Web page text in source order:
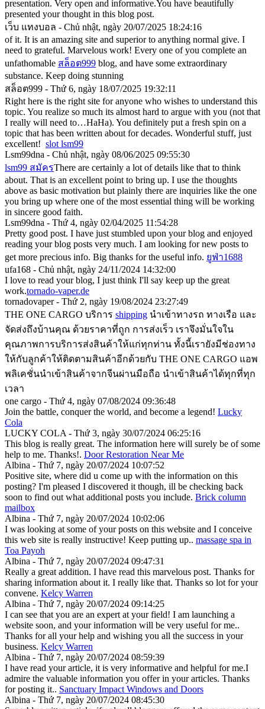
presentation. Very open and informative.You have beautifully
presented your thought in this blog post.
เว็บ แทงบอล - Chủ nhật, ngày 20/07/2025 18:24:16
of it. It is an amazing site and superior to anything normal give. I
need to grateful. Marvelous work! Every one of you complete an
unfathomable สล็อต999 blog, and have some extraordinary
substance. Keep doing stunning
สล็อต999 - Thứ 6, ngày 18/07/2025 19:32:11
Right here is the right site for anyone who wishes to understand this
topic. You realize so much its almost hard to argue with you (not that
I really will need to…HaHa). You definitely put a fresh spin on a
topic that has been written about for decades. Wonderful stuff, just
excellent! slot lsm99
Lsm99dna - Chủ nhật, ngày 08/06/2025 09:55:30
lsm99 สมัครThere are certainly a lot of details like that to think
about. That is an excellent point to bring up. I use the thoughts
above as basic motivation but plainly there are inquiries like the one
you bring up where one of the most essential thing will be working
in sincere good faith.
Lsm99dna - Thứ 4, ngày 02/04/2025 11:54:28
Pretty good post. I have just stumbled upon your blog and enjoyed
reading your blog posts very much. I am looking for new posts to
get more precious info. Big thanks for the useful info. ยูฟ่า1688
ufa168 - Chủ nhật, ngày 24/11/2024 14:32:00
I love to read your blog, I just think I'll say keep up the great
work.tornado-vaper.de
tornadovaper - Thứ 2, ngày 19/08/2024 23:27:49
THE ONE CARGO บริการ shipping นำเข้าทางรถ ทางเรือ และ
จัดส่งถึงบ้านคุณ ด้วยราคาที่ถูก การส่งเร็ว เราจึงมั่นใจใน
คุณภาพการบริการส่งสินค้าให้แก่ทุกท่าน ทั้งนี้เรายังมีช่องทาง
ให้กับลูกค้าให้ติดตามสินค้าอีกด้วยกับ THE ONE CARGO แอพ
พลิเคชั่นนำเข้าสินค้าจากจีนผ่านมือถือ นำเข้าสินค้าได้ทุกที่ทุก
เวลา
one cargo - Thứ 4, ngày 07/08/2024 09:36:48
Join the battle, conquer the world, and become a legend! Lucky
Cola
LUCKY COLA - Thứ 3, ngày 30/07/2024 06:25:16
This blog is really great. The information here will surely be of some
help to me. Thanks!. Door Restoration Near Me
Albina - Thứ 7, ngày 20/07/2024 10:07:52
Positive site, where did u come up with the information on this
posting? I'm pleased I discovered it though, ill be checking back
soon to find out what additional posts you include. Brick column
mailbox
Albina - Thứ 7, ngày 20/07/2024 10:02:06
I was looking at some of your posts on this website and I conceive
this web site is really instructive! Keep putting up.. massage spa in
Toa Payoh
Albina - Thứ 7, ngày 20/07/2024 09:47:31
Really a great addition. I have read this marvelous post. Thanks for
sharing information about it. I really like that. Thanks so lot for your
convene. Kelcy Warren
Albina - Thứ 7, ngày 20/07/2024 09:14:25
I can see that you are an expert at your field! I am launching a
website soon, and your information will be very useful for me..
Thanks for all your help and wishing you all the success in your
business. Kelcy Warren
Albina - Thứ 7, ngày 20/07/2024 08:59:39
I have read your article, it is very informative and helpful for me.I
admire the valuable information you offer in your articles. Thanks
for posting it.. Sanctuary Impact Windows and Doors
Albina - Thứ 7, ngày 20/07/2024 08:45:30